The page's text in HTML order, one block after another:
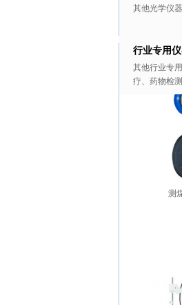
其他光学仪器
行业专用
其他行业专
疗、药物检
推广商品
测